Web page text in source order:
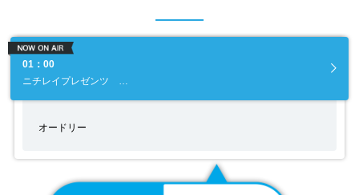
01：00
ニチレイプレゼンツ …
オードリー